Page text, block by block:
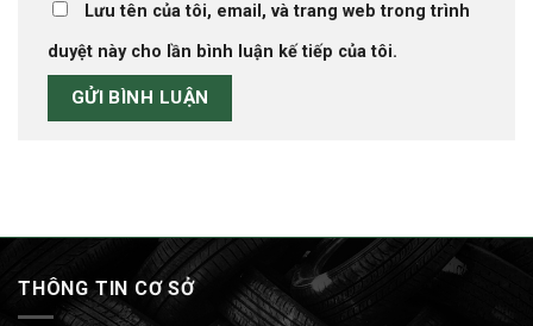
Lưu tên của tôi, email, và trang web trong trình
duyệt này cho lần bình luận kế tiếp của tôi.
THÔNG TIN CƠ SỞ